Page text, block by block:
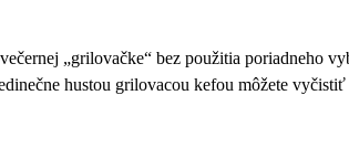
„grilovačke“ bez použitia poriadneho
hustou grilovacou kefou môžete